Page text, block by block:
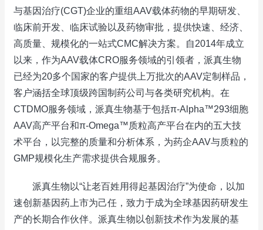
与基因治疗(CGT)企业的重组AAV载体药物的早期研发、
临床前开发、临床试验以及药物审批，提供快速、经济、
高质量、规模化的一站式CMC解决方案。自2014年成立
以来，作为AAV载体CRO服务领域的引领者，派真生物
已经为20多个国家的客户提供上万批次的AAV定制样品，
客户涵括全球顶级跨国制药公司与各类研究机构。在
CTDMO服务领域，派真生物基于包括π-Alpha™293细胞
AAV高产平台和π-Omega™质粒高产平台在内的五大技
术平台，以完整的质量和分析体系，为药企AAV与质粒的
GMP规模化生产需求提供合规服务。
派真生物以“让老百姓用得起基因治疗”为使命，以加
速创新基因药上市为己任，致力于成为全球基因药研发生
产的长期合作伙伴。派真生物以创新技术作为发展的基